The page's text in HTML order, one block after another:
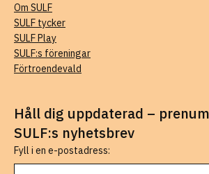
Om SULF
SULF tycker
SULF Play
SULF:s föreningar
Förtroendevald
Håll dig uppdaterad –
SULF:s nyhetsbrev
Fyll i en e-postadress: